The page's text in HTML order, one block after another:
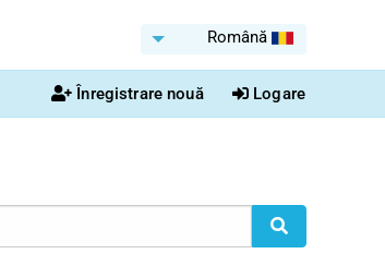
Română
Înregistrare nouă Logare